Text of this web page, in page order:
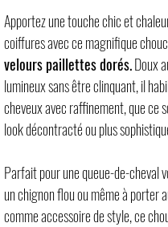
Apportez une touche chic et
coiffures avec ce magnifique
velours paillettes dorés.Doux
lumineux sans être clinquant, il
cheveux avec raffinement, que ce
look décontracté ou plus
Parfait pour une queue-de-cheval
un chignon flou ou même à porter
comme accessoire de style, ce